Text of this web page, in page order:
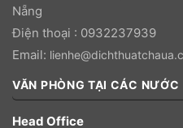
Nẵng
Điện thoại : 0932237939
Email:
VĂN PHÒNG TẠI CÁC NƯỚC
Head Office